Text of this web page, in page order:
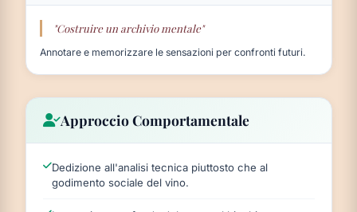
"Costruire un archivio mentale"
Annotare e memorizzare le sensazioni per confronti futuri.
Approccio Comportamentale
Dedizione all'analisi tecnica piuttosto che al
godimento sociale del vino.